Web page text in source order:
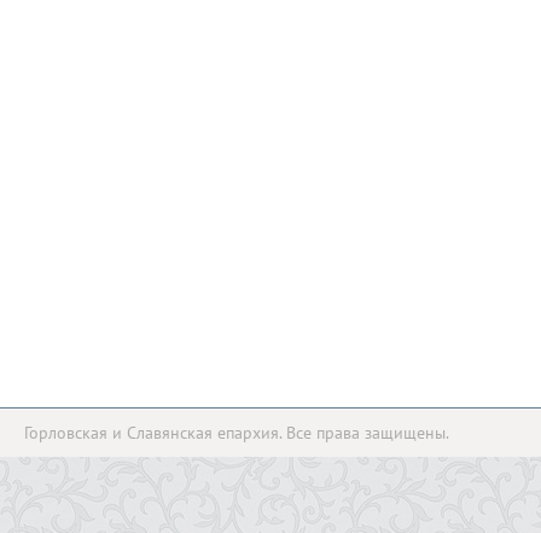
Горловская и Славянская епархия. Все права защищены.